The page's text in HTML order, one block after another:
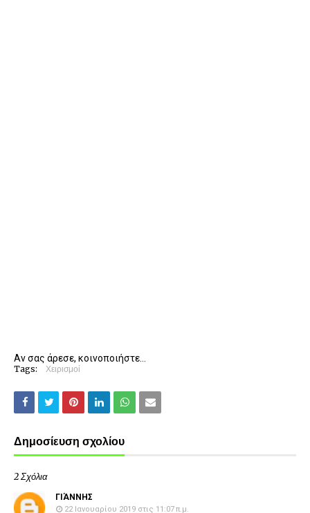
Αν σας άρεσε, κοινοποιήστε...
Tags: Χειρισμοί
Δημοσίευση σχολίου
2 Σχόλια
ΓΙΆΝΝΗΣ
22 Ιανουαρίου 2019 στις 11:07 π.μ.